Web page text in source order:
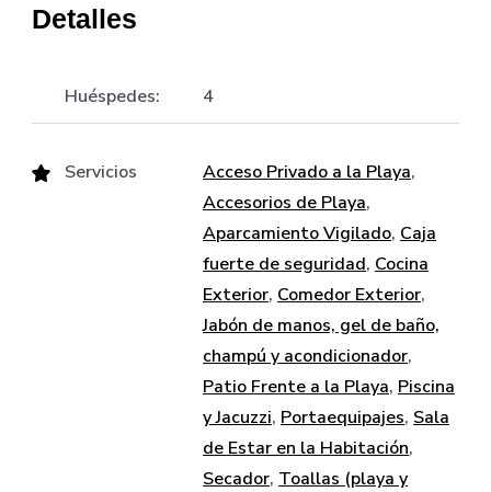
Detalles
Huéspedes: 4
Servicios Acceso Privado a la Playa,
Accesorios de Playa,
Aparcamiento Vigilado, Caja
fuerte de seguridad, Cocina
Exterior, Comedor Exterior,
Jabón de manos, gel de baño,
champú y acondicionador,
Patio Frente a la Playa, Piscina
y Jacuzzi, Portaequipajes, Sala
de Estar en la Habitación,
Secador, Toallas (playa y